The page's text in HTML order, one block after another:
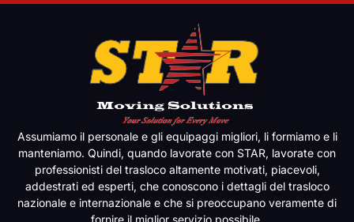
Assumiamo il personale e gli equipaggi migliori, li formiamo e li
manteniamo. Quindi, quando lavorate con STAR, lavorate con
professionisti del trasloco altamente motivati, piacevoli,
addestrati ed esperti, che conoscono i dettagli del trasloco
nazionale e internazionale e che si preoccupano veramente di
fornire il miglior servizio possibile.